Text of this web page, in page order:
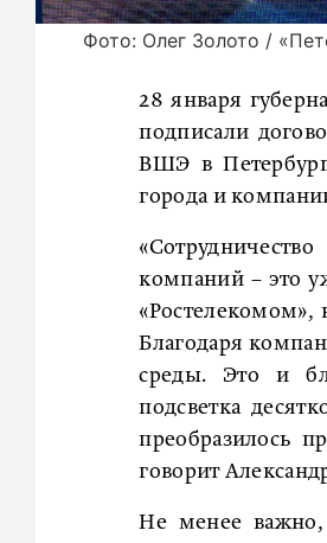
Фото: Олег Золото /
28 января
подписали
ВШЭ в
города и
компаний – это
«Ростелекомом»,
Благодаря
среды. Это и
подсветка
преобразилось
говорит
Не менее